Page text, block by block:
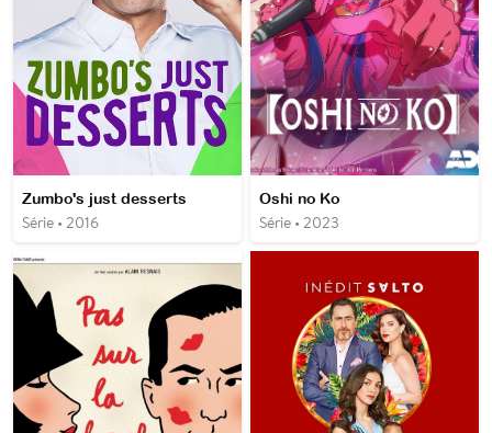
Zumbo's just desserts
Série • 2016
Oshi no Ko
Série • 2023